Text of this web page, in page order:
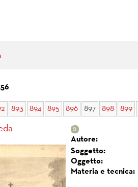
893 894 895 896 897 898 899
Autore:
Soggetto:
Oggetto:
Materia e tecnica: